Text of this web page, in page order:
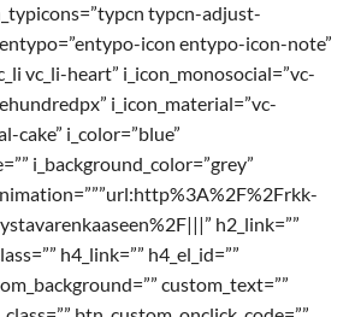
typcn-adjust-
icon entypo-icon-note”
vc_li-heart” i_icon_monosocial=”vc-
i_icon_material=”vc-
cake” i_color=”blue”
i_background_color=”grey”
h2_link=””
h4_link=”” h4_el_id=””
custom_text=””